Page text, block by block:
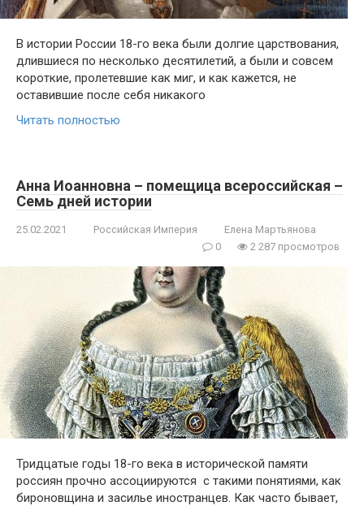
В истории России 18-го века были долгие царствования,
длившиеся по несколько десятилетий, а были и совсем
короткие, пролетевшие как миг, и как кажется, не
оставившие после себя никакого
Читать полностью
Анна Иоанновна – помещица всероссийская –
Семь дней истории
25.02.2021 Российская Империя
Елена Мартьянова
0
2 287 просмотров
Тридцатые годы 18-го века в исторической памяти
россиян прочно ассоциируются с такими понятиями, как
бироновщина и засилье иностранцев. Как часто бывает,